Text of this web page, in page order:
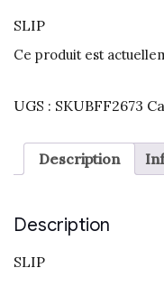
SLIP
Ce produit est
UGS : SKUBFF2673
Description
Description
SLIP